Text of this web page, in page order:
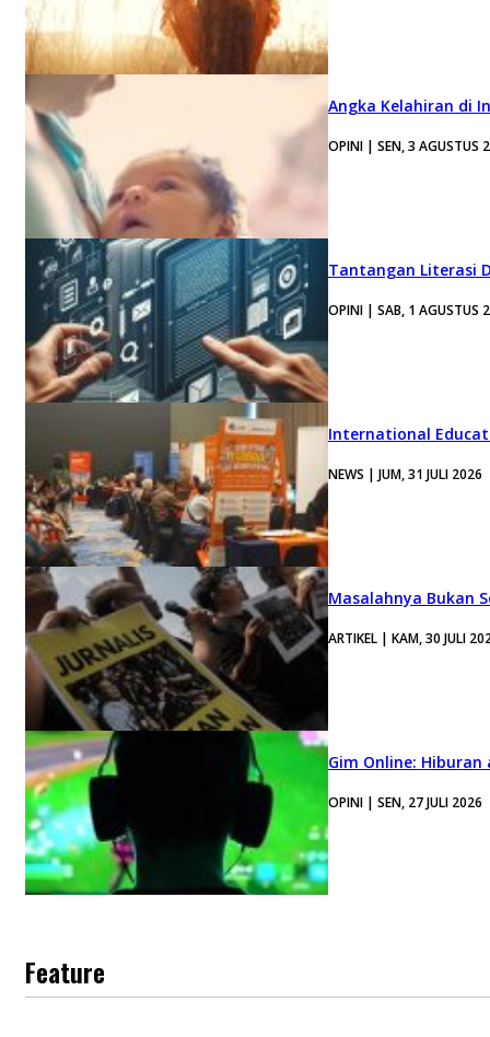
Angka Kelahiran di
OPINI | SEN, 3 AGUSTUS
Tantangan Literasi
OPINI | SAB, 1 AGUSTUS
International
NEWS | JUM, 31 JULI 2026
Masalahnya Bukan
ARTIKEL | KAM, 30 JULI
Gim Online:
OPINI | SEN, 27 JULI 2026
Feature